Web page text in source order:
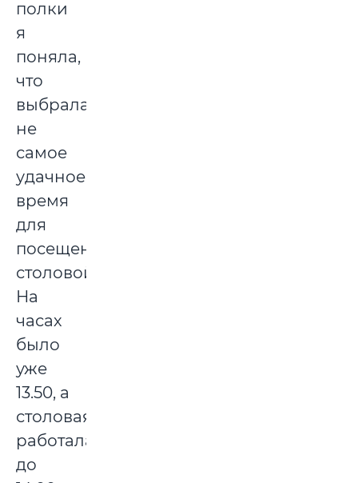
полки
я
поняла,
что
выбрала
не
самое
удачное
время
для
посещения
столовой.
На
часах
было
уже
13.50, а
столовая
работала
до